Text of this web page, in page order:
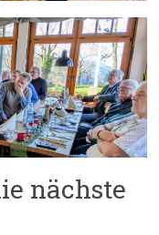
nächste